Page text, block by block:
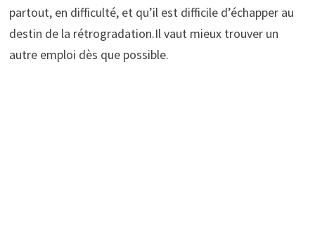
partout, en difficulté, et qu’il est difficile d’échapper au
destin de la rétrogradation.Il vaut mieux trouver un
autre emploi dès que possible.